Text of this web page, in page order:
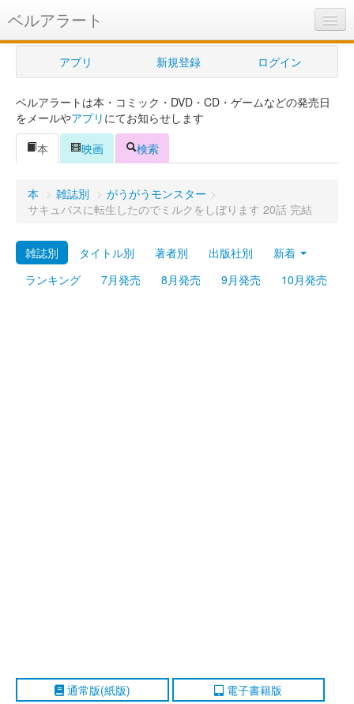
ベルアラート
ベルアラートとは
ヘルプ
新規登録
ログイン
購入管理
Myシェルフ
プレミアム
アプリ 新規登録 ログイン
ベルアラートは本・コミック・DVD・CD・ゲームなどの発売日
をメールやアプリ にてお知らせします
本
映画 検索
本 > 雑誌別 > がうがうモンスター >
サキュバスに転生したのでミルクをしぼります 20話 完結
雑誌別 タイトル別 著者別 出版社別
新着
ランキング
7月発売 8月発売 9月発売 10月発売
通常版(紙版) 電子書籍版